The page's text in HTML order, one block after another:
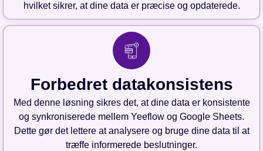
hvilket sikrer, at dine data er præcise og opdaterede.
Forbedret datakonsistens
Med denne løsning sikres det, at dine data er konsistente
og synkroniserede mellem Yeeflow og Google Sheets.
Dette gør det lettere at analysere og bruge dine data til at
træffe informerede beslutninger.